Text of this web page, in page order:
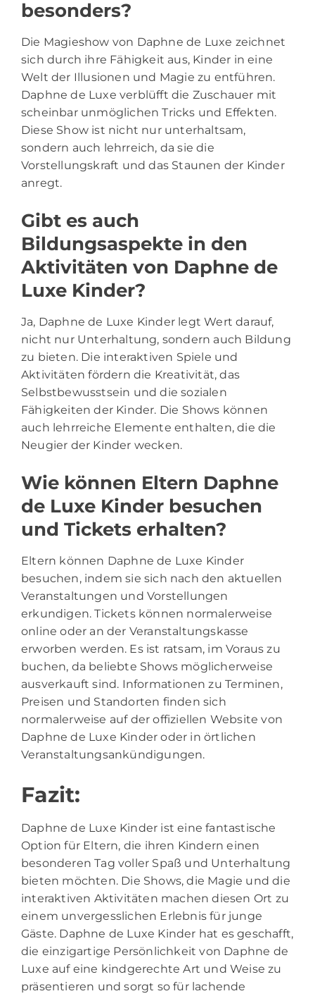
besonders?
Die Magieshow von Daphne de Luxe zeichnet
sich durch ihre Fähigkeit aus, Kinder in eine
Welt der Illusionen und Magie zu entführen.
Daphne de Luxe verblüfft die Zuschauer mit
scheinbar unmöglichen Tricks und Effekten.
Diese Show ist nicht nur unterhaltsam,
sondern auch lehrreich, da sie die
Vorstellungskraft und das Staunen der Kinder
anregt.
Gibt es auch
Bildungsaspekte in den
Aktivitäten von Daphne de
Luxe Kinder?
Ja, Daphne de Luxe Kinder legt Wert darauf,
nicht nur Unterhaltung, sondern auch Bildung
zu bieten. Die interaktiven Spiele und
Aktivitäten fördern die Kreativität, das
Selbstbewusstsein und die sozialen
Fähigkeiten der Kinder. Die Shows können
auch lehrreiche Elemente enthalten, die die
Neugier der Kinder wecken.
Wie können Eltern Daphne
de Luxe Kinder besuchen
und Tickets erhalten?
Eltern können Daphne de Luxe Kinder
besuchen, indem sie sich nach den aktuellen
Veranstaltungen und Vorstellungen
erkundigen. Tickets können normalerweise
online oder an der Veranstaltungskasse
erworben werden. Es ist ratsam, im Voraus zu
buchen, da beliebte Shows möglicherweise
ausverkauft sind. Informationen zu Terminen,
Preisen und Standorten finden sich
normalerweise auf der offiziellen Website von
Daphne de Luxe Kinder oder in örtlichen
Veranstaltungsankündigungen.
Fazit:
Daphne de Luxe Kinder ist eine fantastische
Option für Eltern, die ihren Kindern einen
besonderen Tag voller Spaß und Unterhaltung
bieten möchten. Die Shows, die Magie und die
interaktiven Aktivitäten machen diesen Ort zu
einem unvergesslichen Erlebnis für junge
Gäste. Daphne de Luxe Kinder hat es geschafft,
die einzigartige Persönlichkeit von Daphne de
Luxe auf eine kindgerechte Art und Weise zu
präsentieren und sorgt so für lachende